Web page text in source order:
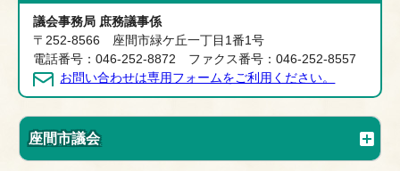
議会事務局 庶務議事係
〒252-8566 座間市緑ケ丘一丁目1番1号
電話番号：046-252-8872 ファクス番号：046-252-8557
お問い合わせは専用フォームをご利用ください。
座間市議会